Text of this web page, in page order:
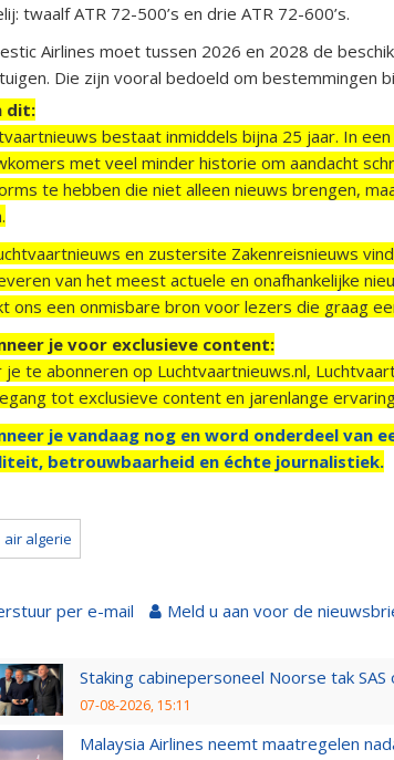
twaalf ATR 72-500’s en drie ATR 72-600’s.
Airlines moet tussen 2026 en 2028 de
Die zijn vooral bedoeld om bestemmingen
dit:
bestaat inmiddels bijna 25 jaar. In
met veel minder historie om aandacht
te hebben die niet alleen nieuws brengen,
en zustersite Zakenreisnieuws
van het meest actuele en onafhankelijke
ons een onmisbare bron voor lezers die graag
je voor exclusieve content:
je te abonneren op Luchtvaartnieuws.nl,
tot exclusieve content en jarenlange
je vandaag nog en word onderdeel van
betrouwbaarheid en échte journalistiek.
air algerie
per e-mail Meld u aan voor de
Staking cabinepersoneel Noorse tak
07-08-2026, 15:11
Malaysia Airlines neemt maatregelen